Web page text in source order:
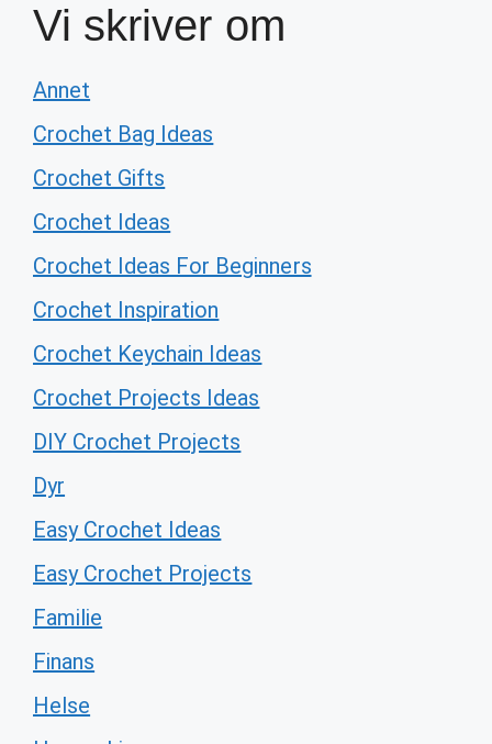
Vi skriver om
Annet
Crochet Bag Ideas
Crochet Gifts
Crochet Ideas
Crochet Ideas For Beginners
Crochet Inspiration
Crochet Keychain Ideas
Crochet Projects Ideas
DIY Crochet Projects
Dyr
Easy Crochet Ideas
Easy Crochet Projects
Familie
Finans
Helse